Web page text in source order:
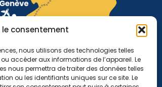
le consentement
nous utilisons des technologies telles
accéder aux informations de l’appareil. Le
nous permettra de traiter des données telles
ou les identifiants uniques sur ce site. Le